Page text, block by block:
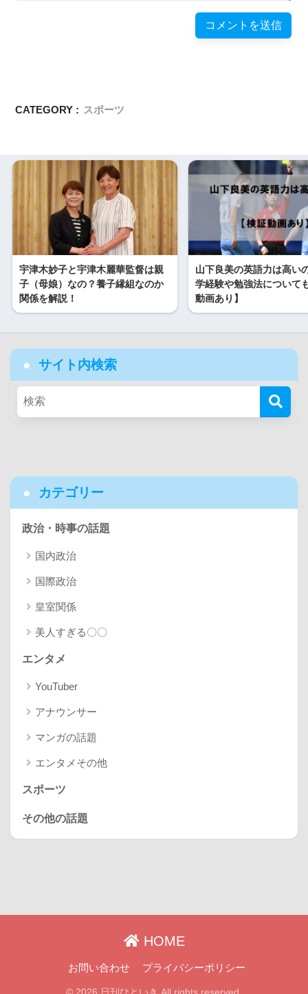
CATEGORY : スポーツ
宇津木妙子と宇津木麗華監督は親
子（母娘）なの？養子縁組なのか
関係を解説！
山下良美の英語力は高い
学経験や勉強法について
動画あり】
サイト内検索
カテゴリー
政治・時事の話題
国内政治
国際政治
皇室関係
美人すぎる〇〇
エンタメ
YouTuber
アナウンサー
マンガの話題
エンタメその他
スポーツ
その他の話題
HOME
お問い合わせ プライバシーポリシー